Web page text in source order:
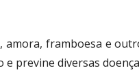
framboesa e
previne diversas